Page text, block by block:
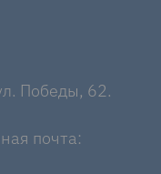
Победы, 62.
почта: